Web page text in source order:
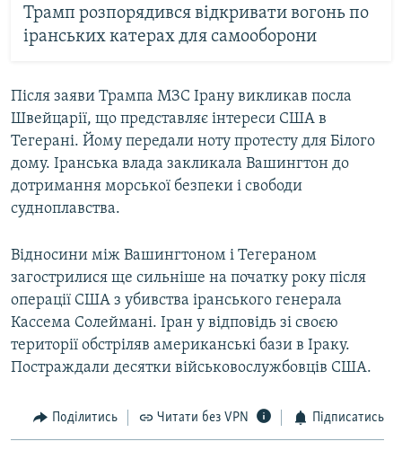
Трамп розпорядився відкривати вогонь по
іранських катерах для самооборони
Після заяви Трампа МЗС Ірану викликав посла
Швейцарії, що представляє інтереси США в
Тегерані. Йому передали ноту протесту для Білого
дому. Іранська влада закликала Вашингтон до
дотримання морської безпеки і свободи
судноплавства.
Відносини між Вашингтоном і Тегераном
загострилися ще сильніше на початку року після
операції США з убивства іранського генерала
Кассема Солеймані. Іран у відповідь зі своєю
території обстріляв американські бази в Іраку.
Постраждали десятки військовослужбовців США.
Поділитись Читати без VPN Підписатись